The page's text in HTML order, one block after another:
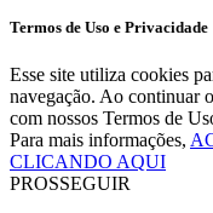
Termos de Uso e Privacidade
Esse site utiliza cookies
navegação. Ao continuar
com nossos Termos de
Para mais informações,
CLICANDO AQUI
PROSSEGUIR